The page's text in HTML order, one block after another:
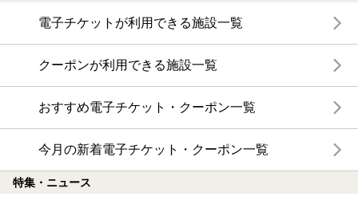
電子チケットが利用できる施設一覧
クーポンが利用できる施設一覧
おすすめ電子チケット・クーポン一覧
今月の新着電子チケット・クーポン一覧
特集・ニュース